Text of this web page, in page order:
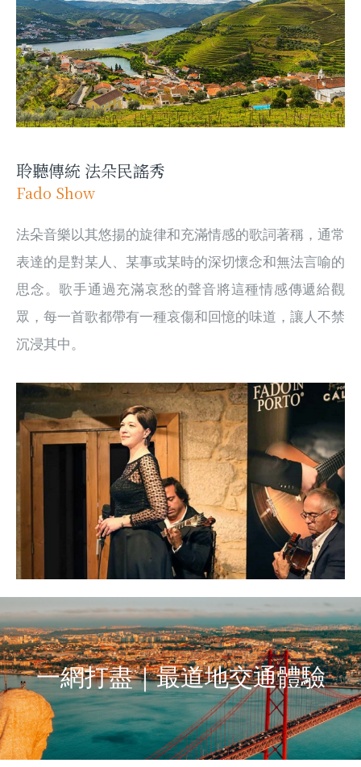
聆聽傳統 法朵民謠秀
Fado Show
法朵音樂以其悠揚的旋律和充滿情感的歌詞著稱，通常
表達的是對某人、某事或某時的深切懷念和無法言喻的
思念。歌手通過充滿哀愁的聲音將這種情感傳遞給觀
眾，每一首歌都帶有一種哀傷和回憶的味道，讓人不禁
沉浸其中。
一網打盡｜最道地交通體驗